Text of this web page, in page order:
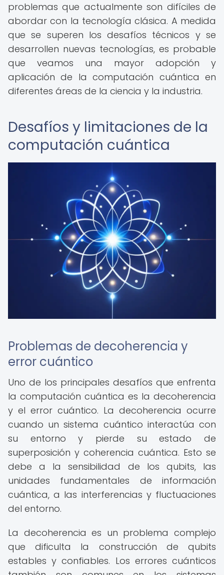
problemas que actualmente son difíciles de
abordar con la tecnología clásica. A medida
que se superen los desafíos técnicos y se
desarrollen nuevas tecnologías, es probable
que veamos una mayor adopción y
aplicación de la computación cuántica en
diferentes áreas de la ciencia y la industria.
Desafíos y limitaciones de la
computación cuántica
Problemas de decoherencia y
error cuántico
Uno de los principales desafíos que enfrenta
la computación cuántica es la decoherencia
y el error cuántico. La decoherencia ocurre
cuando un sistema cuántico interactúa con
su entorno y pierde su estado de
superposición y coherencia cuántica. Esto se
debe a la sensibilidad de los qubits, las
unidades fundamentales de información
cuántica, a las interferencias y fluctuaciones
del entorno.
La decoherencia es un problema complejo
que dificulta la construcción de qubits
estables y confiables. Los errores cuánticos